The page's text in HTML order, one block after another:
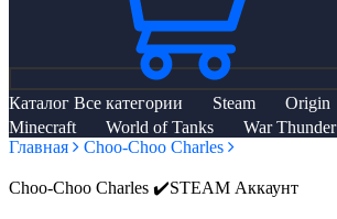
Каталог Все категории Steam Origin
Minecraft
World of Tanks War Thunder
Главная
Choo-Choo Charles
Choo-Choo Charles ✔️STEAM Аккаунт